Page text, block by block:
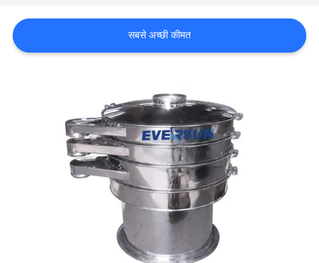
संपर्क
करें
सबसे अच्छी कीमत